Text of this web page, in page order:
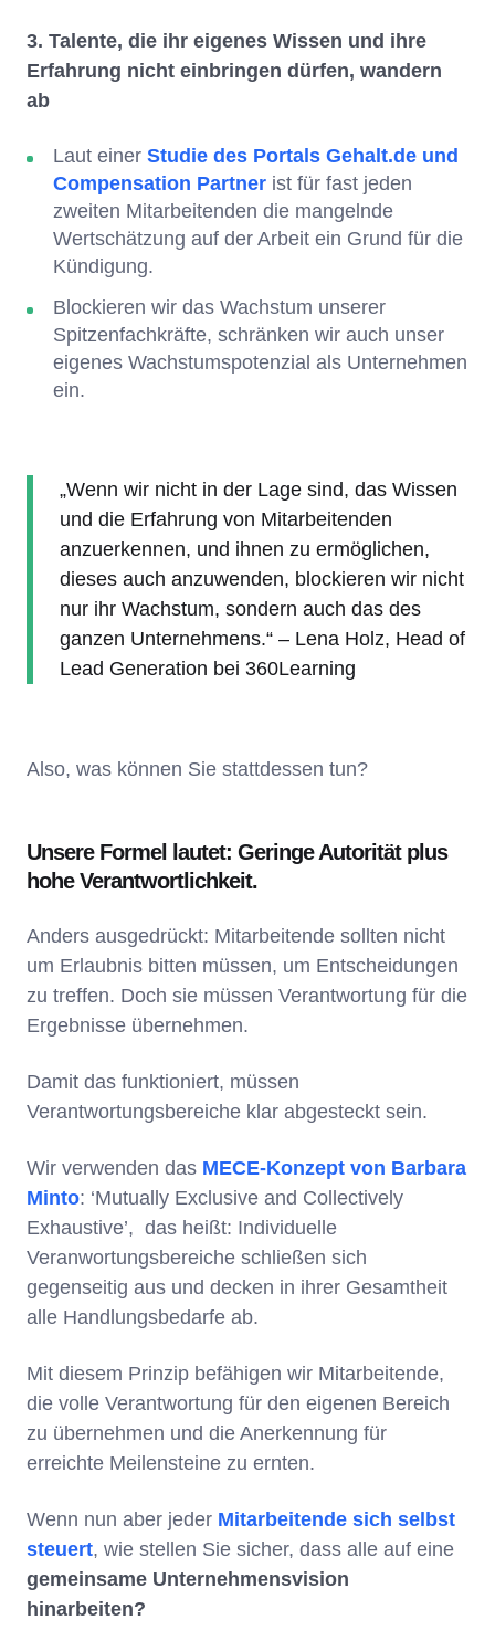
3. Talente, die ihr eigenes Wissen und ihre
Erfahrung nicht einbringen dürfen, wandern
ab
Laut einer Studie des Portals Gehalt.de und
Compensation Partner ist für fast jeden
zweiten Mitarbeitenden die mangelnde
Wertschätzung auf der Arbeit ein Grund für die
Kündigung.
Blockieren wir das Wachstum unserer
Spitzenfachkräfte, schränken wir auch unser
eigenes Wachstumspotenzial als Unternehmen
ein.
„Wenn wir nicht in der Lage sind, das Wissen
und die Erfahrung von Mitarbeitenden
anzuerkennen, und ihnen zu ermöglichen,
dieses auch anzuwenden, blockieren wir nicht
nur ihr Wachstum, sondern auch das des
ganzen Unternehmens.“ – Lena Holz, Head of
Lead Generation bei 360Learning
Also, was können Sie stattdessen tun?
Unsere Formel lautet: Geringe Autorität plus
hohe Verantwortlichkeit.
Anders ausgedrückt: Mitarbeitende sollten nicht
um Erlaubnis bitten müssen, um Entscheidungen
zu treffen. Doch sie müssen Verantwortung für die
Ergebnisse übernehmen.
Damit das funktioniert, müssen
Verantwortungsbereiche klar abgesteckt sein.
Wir verwenden das MECE-Konzept von Barbara
Minto: ‘Mutually Exclusive and Collectively
Exhaustive’, das heißt: Individuelle
Veranwortungsbereiche schließen sich
gegenseitig aus und decken in ihrer Gesamtheit
alle Handlungsbedarfe ab.
Mit diesem Prinzip befähigen wir Mitarbeitende,
die volle Verantwortung für den eigenen Bereich
zu übernehmen und die Anerkennung für
erreichte Meilensteine zu ernten.
Wenn nun aber jeder Mitarbeitende sich selbst
steuert, wie stellen Sie sicher, dass alle auf eine
gemeinsame Unternehmensvision
hinarbeiten?